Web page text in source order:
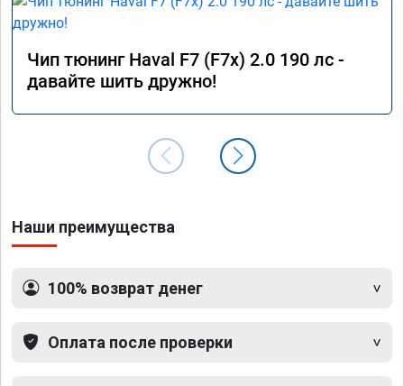
Чип тюнинг Haval F7 (F7x) 2.0 190 лс -
давайте шить дружно!
Наши преимущества
100% возврат денег
Оплата после проверки